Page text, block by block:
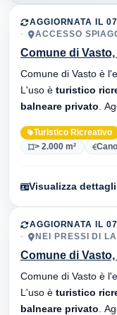
AGGIORNATA IL
ACCESSO
Comune di Vasto,
Comune di Vasto è
L'uso è turistico
balneare privato
Turistico Ricreativo
> 2.000 m²
Visualizza
AGGIORNATA IL
NEI PRESSI DI
Comune di Vasto,
Comune di Vasto è
L'uso è turistico
balneare privato